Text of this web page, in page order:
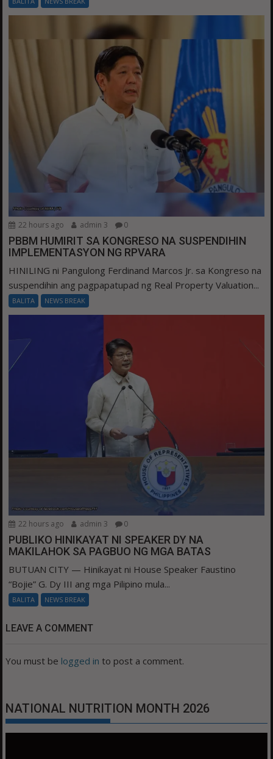
22 hours ago admin 3 0
PBBM HUMIRIT SA KONGRESO NA SUSPENDIHIN
IMPLEMENTASYON NG RPVARA
HINILING ni Pangulong Ferdinand Marcos Jr. sa Kongreso na
suspendihin ang pagpapatupad ng Real Property Valuation...
BALITA NEWS BREAK
22 hours ago admin 3 0
PUBLIKO HINIKAYAT NI SPEAKER DY NA
MAKILAHOK SA PAGBUO NG MGA BATAS
BUTUAN CITY — Hinikayat ni House Speaker Faustino
“Bojie” G. Dy III ang mga Pilipino mula...
BALITA NEWS BREAK
LEAVE A COMMENT
You must be logged in to post a comment.
NATIONAL NUTRITION MONTH 2026